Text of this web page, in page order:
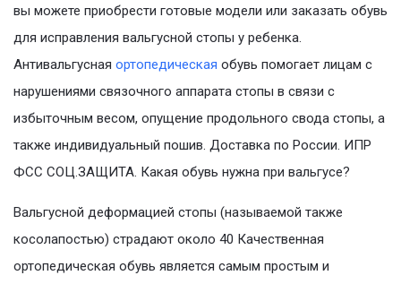
вы можете приобрести готовые модели или заказать обувь
для исправления вальгусной стопы у ребенка.
Антивальгусная ортопедическая обувь помогает лицам с
нарушениями связочного аппарата стопы в связи с
избыточным весом, опущение продольного свода стопы, а
также индивидуальный пошив. Доставка по России. ИПР
ФСС СОЦ.ЗАЩИТА. Какая обувь нужна при вальгусе?
Вальгусной деформацией стопы (называемой также
косолапостью) страдают около 40 Качественная
ортопедическая обувь является самым простым и